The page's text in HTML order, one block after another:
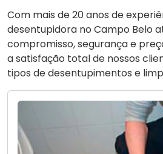
Com mais de 20 anos de
desentupidora no Campo Belo
compromisso, segurança e
a satisfação total de nossos
tipos de desentupimentos e